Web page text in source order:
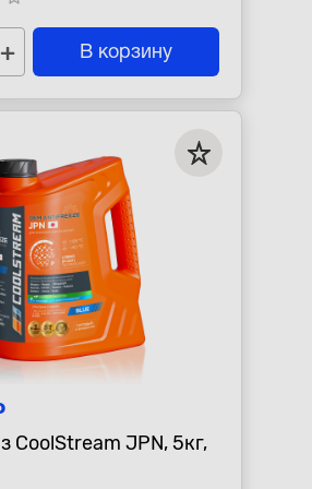
+ В корзину
CoolStream JPN, 5кг,